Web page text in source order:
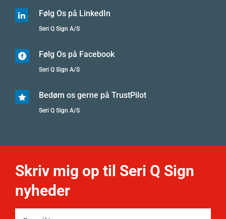
 Følg Os på LinkedIn
Seri Q Sign A/S
 Følg Os på Facebook
Seri Q Sign A/S
 Bedøm os gerne på TrustPilot
Seri Q Sign A/S
Skriv mig op til Seri Q Sign
nyheder